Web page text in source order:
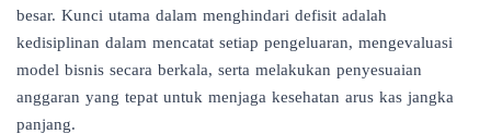
besar. Kunci utama dalam menghindari defisit adalah
kedisiplinan dalam mencatat setiap pengeluaran, mengevaluasi
model bisnis secara berkala, serta melakukan penyesuaian
anggaran yang tepat untuk menjaga kesehatan arus kas jangka
panjang.